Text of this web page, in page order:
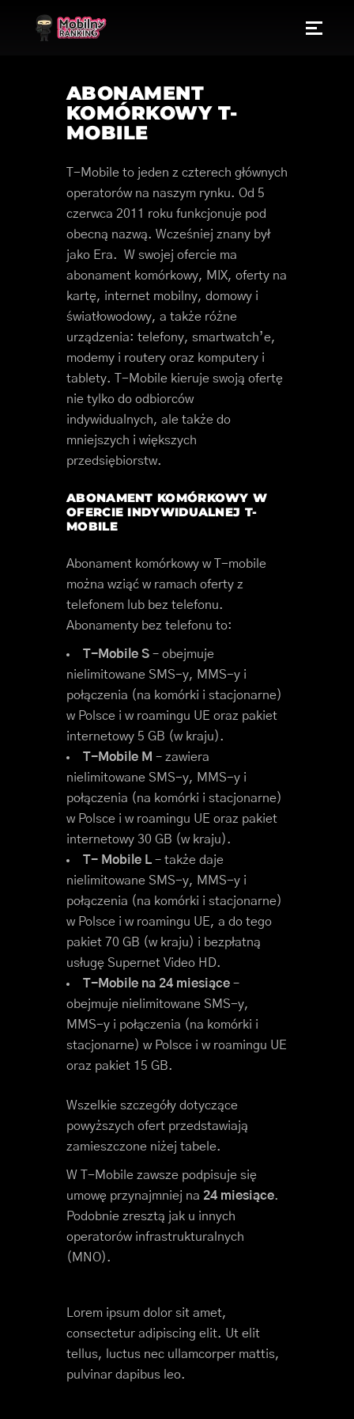
ABONAMENT
KOMÓRKOWY T-
MOBILE
T-Mobile to jeden z czterech głównych
operatorów na naszym rynku. Od 5
czerwca 2011 roku funkcjonuje pod
obecną nazwą. Wcześniej znany był
jako Era. W swojej ofercie ma
abonament komórkowy, MIX, oferty na
kartę, internet mobilny, domowy i
światłowodowy, a także różne
urządzenia: telefony, smartwatch’e,
modemy i routery oraz komputery i
tablety. T-Mobile kieruje swoją ofertę
nie tylko do odbiorców
indywidualnych, ale także do
mniejszych i większych
przedsiębiorstw.
ABONAMENT KOMÓRKOWY W
OFERCIE INDYWIDUALNEJ T-
MOBILE
Abonament komórkowy w T-mobile
można wziąć w ramach oferty z
telefonem lub bez telefonu.
Abonamenty bez telefonu to:
T-Mobile S – obejmuje
nielimitowane SMS-y, MMS-y i
połączenia (na komórki i stacjonarne)
w Polsce i w roamingu UE oraz pakiet
internetowy 5 GB (w kraju).
T-Mobile M – zawiera
nielimitowane SMS-y, MMS-y i
połączenia (na komórki i stacjonarne)
w Polsce i w roamingu UE oraz pakiet
internetowy 30 GB (w kraju).
T- Mobile L – także daje
nielimitowane SMS-y, MMS-y i
połączenia (na komórki i stacjonarne)
w Polsce i w roamingu UE, a do tego
pakiet 70 GB (w kraju) i bezpłatną
usługę Supernet Video HD.
T-Mobile na 24 miesiące –
obejmuje nielimitowane SMS-y,
MMS-y i połączenia (na komórki i
stacjonarne) w Polsce i w roamingu UE
oraz pakiet 15 GB.
Wszelkie szczegóły dotyczące
powyższych ofert przedstawiają
zamieszczone niżej tabele.
W T-Mobile zawsze podpisuje się
umowę przynajmniej na 24 miesiące.
Podobnie zresztą jak u innych
operatorów infrastrukturalnych
(MNO).
Lorem ipsum dolor sit amet,
consectetur adipiscing elit. Ut elit
tellus, luctus nec ullamcorper mattis,
pulvinar dapibus leo.